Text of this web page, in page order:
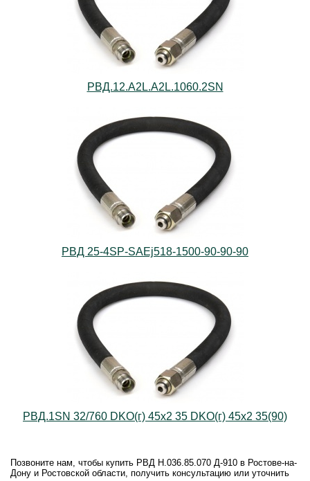
РВД.12.А2L.А2L.1060.2SN
РВД 25-4SP-SAEj518-1500-90-90-90
РВД.1SN 32/760 DKO(г) 45х2 35 DKO(г) 45х2 35(90)
Позвоните нам, чтобы купить РВД Н.036.85.070 Д-910 в Ростове-на-
Дону и Ростовской области, получить консультацию или уточнить